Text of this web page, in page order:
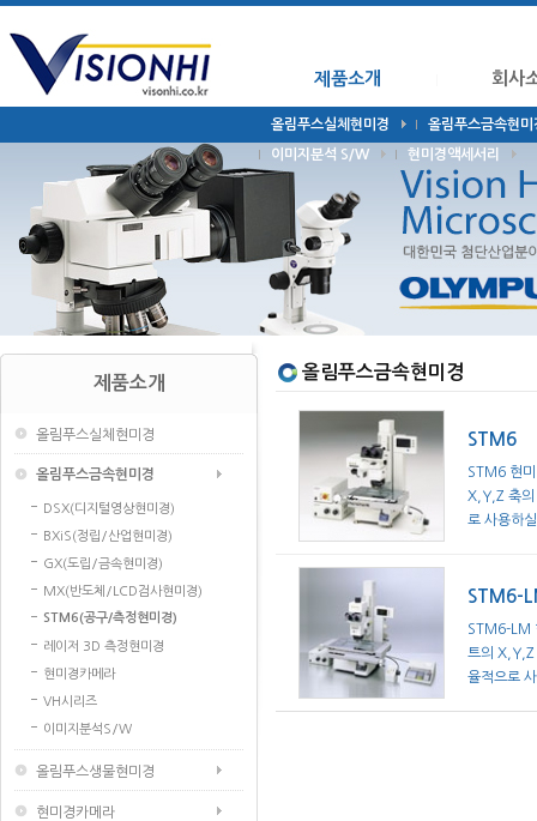
제품소개
올림푸스실체현미경 올림푸스금속현미
이미지분석 S/W 현미경액세서리
회사
제품소개
올림푸스실체현미경
올림푸스금속현미경
DSX(디지털영상현미경)
BXiS(정립/산업현미경)
GX(도립/금속현미경)
MX(반도체/LCD검사현미경)
STM6(공구/측정현미경)
레이저 3D 측정현미경
현미경카메라
VH시리즈
이미지분석S/W
올림푸스생물현미경
현미경카메라
올림푸스금속현미경
STM6
STM6 현
X,Y,Z 축의
로 사용하
STM6-
STM6-LM
트의 X,Y,Z
율적으로